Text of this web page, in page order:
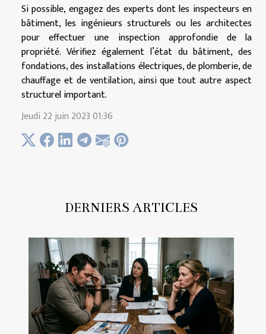
DERNIERS ARTICLES
Si possible, engagez des experts dont les inspecteurs en
bâtiment, les ingénieurs structurels ou les architectes
pour effectuer une inspection approfondie de la
propriété. Vérifiez également l’état du bâtiment, des
fondations, des installations électriques, de plomberie, de
chauffage et de ventilation, ainsi que tout autre aspect
structurel important.
Jeudi 22 juin 2023 01:36